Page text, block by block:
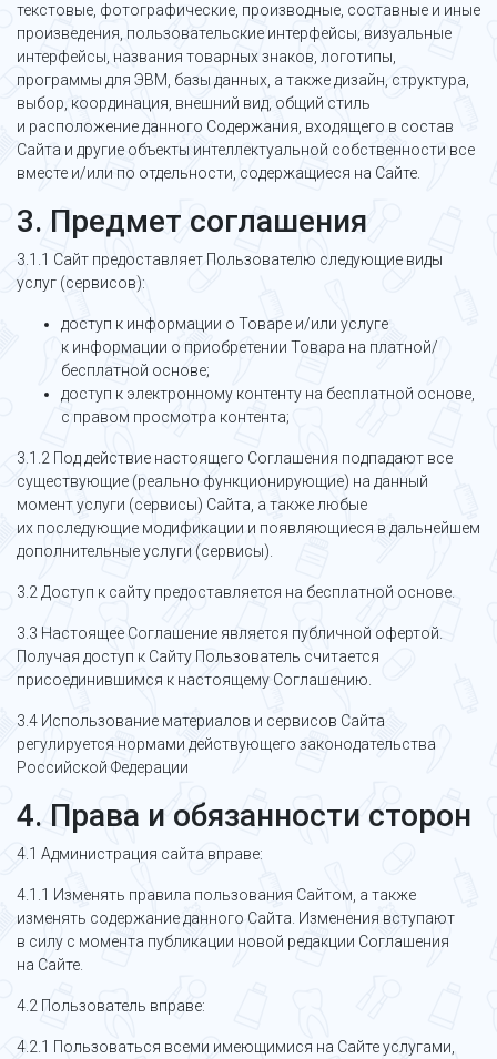
текстовые, фотографические, производные, составные и иные
произведения, пользовательские интерфейсы, визуальные
интерфейсы, названия товарных знаков, логотипы,
программы для ЭВМ, базы данных, а также дизайн, структура,
выбор, координация, внешний вид, общий стиль
и расположение данного Содержания, входящего в состав
Сайта и другие объекты интеллектуальной собственности все
вместе и/или по отдельности, содержащиеся на Сайте.
3. Предмет соглашения
3.1.1 Сайт предоставляет Пользователю следующие виды
услуг (сервисов):
доступ к информации о Товаре и/или услуге
к информации о приобретении Товара на платной/
бесплатной основе;
доступ к электронному контенту на бесплатной основе,
с правом просмотра контента;
3.1.2 Под действие настоящего Соглашения подпадают все
существующие (реально функционирующие) на данный
момент услуги (сервисы) Сайта, а также любые
их последующие модификации и появляющиеся в дальнейшем
дополнительные услуги (сервисы).
3.2 Доступ к сайту предоставляется на бесплатной основе.
3.3 Настоящее Соглашение является публичной офертой.
Получая доступ к Сайту Пользователь считается
присоединившимся к настоящему Соглашению.
3.4 Использование материалов и сервисов Сайта
регулируется нормами действующего законодательства
Российской Федерации
4. Права и обязанности сторон
4.1 Администрация сайта вправе:
4.1.1 Изменять правила пользования Сайтом, а также
изменять содержание данного Сайта. Изменения вступают
в силу с момента публикации новой редакции Соглашения
на Сайте.
4.2 Пользователь вправе:
4.2.1 Пользоваться всеми имеющимися на Сайте услугами,